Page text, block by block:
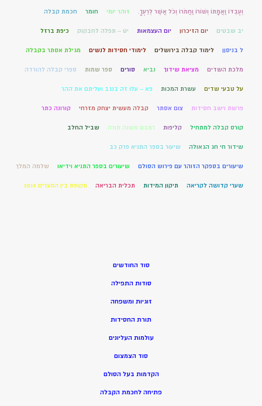
וְעַבְדּוֹ וַאֲמָתוֹ וְשׁוֹרוֹ וַחֲמֹרוֹ וְכֹל אֲשֶׁר לְרֵעֶךָ. זוהר יומי חומר חכמת קבלה
יב שבטים יום הזיכרון יום העצמאות יט – תפלה לחבקוק כיפת ברזל
ל בניסןן לימוד קבלה בירושלים לימודי חסידות לנשים מגילת אסתר בקבלה
מלכת השדים מציאת שידוך נביא סורים ספר שמות ספרי קבלה להורדה
על טבעי שדים עשרת המכות פא – עלו זה בנגב ועליתם את ההר
פרשת וישב חסידות צום אסתר קבלה מעשית יצחק מזרחי קורונה כתר
קורס קבלה למתחיל קליפות רמבם משנה תורה שביל החלב
שידור חי חג הגאולה שיעור בספר התניא פרק כב
שיעורים בספקר הזוהר עם פירוש הסולם שיעורים בספר התניא וידיאו שלמה המלך
שערי קדושה לקריאה תיקון המידות תכלית הבריאה תקופת בין המצרים 2019
סוד החודשים
סודות התפילה
זוגיות ומשפחה
תורת החסידות
עולמות העליונים
סוד הצמצום
הקדמות בעל הסולם
פתיחה לחכמת הקבלה